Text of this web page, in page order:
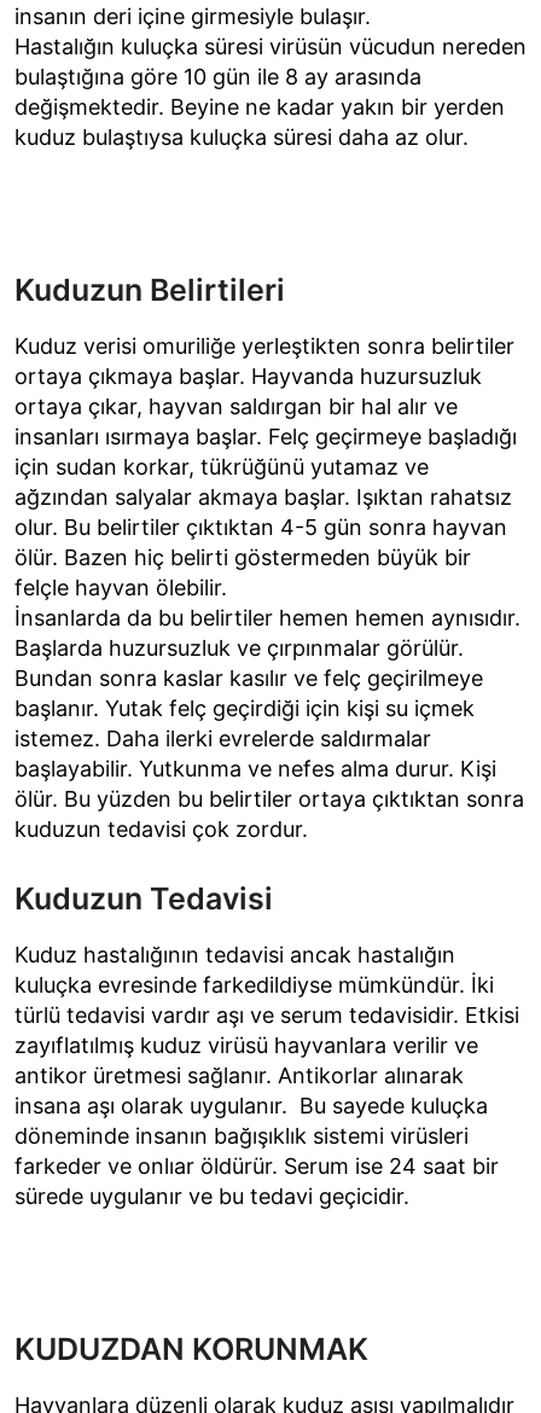
insanın deri içine girmesiyle bulaşır.
Hastalığın kuluçka süresi virüsün vücudun nereden
bulaştığına göre 10 gün ile 8 ay arasında
değişmektedir. Beyine ne kadar yakın bir yerden
kuduz bulaştıysa kuluçka süresi daha az olur.
Kuduzun Belirtileri
Kuduz verisi omuriliğe yerleştikten sonra belirtiler
ortaya çıkmaya başlar. Hayvanda huzursuzluk
ortaya çıkar, hayvan saldırgan bir hal alır ve
insanları ısırmaya başlar. Felç geçirmeye başladığı
için sudan korkar, tükrüğünü yutamaz ve
ağzından salyalar akmaya başlar. Işıktan rahatsız
olur. Bu belirtiler çıktıktan 4-5 gün sonra hayvan
ölür. Bazen hiç belirti göstermeden büyük bir
felçle hayvan ölebilir.
İnsanlarda da bu belirtiler hemen hemen aynısıdır.
Başlarda huzursuzluk ve çırpınmalar görülür.
Bundan sonra kaslar kasılır ve felç geçirilmeye
başlanır. Yutak felç geçirdiği için kişi su içmek
istemez. Daha ilerki evrelerde saldırmalar
başlayabilir. Yutkunma ve nefes alma durur. Kişi
ölür. Bu yüzden bu belirtiler ortaya çıktıktan sonra
kuduzun tedavisi çok zordur.
Kuduzun Tedavisi
Kuduz hastalığının tedavisi ancak hastalığın
kuluçka evresinde farkedildiyse mümkündür. İki
türlü tedavisi vardır aşı ve serum tedavisidir. Etkisi
zayıflatılmış kuduz virüsü hayvanlara verilir ve
antikor üretmesi sağlanır. Antikorlar alınarak
insana aşı olarak uygulanır. Bu sayede kuluçka
döneminde insanın bağışıklık sistemi virüsleri
farkeder ve onlıar öldürür. Serum ise 24 saat bir
sürede uygulanır ve bu tedavi geçicidir.
KUDUZDAN KORUNMAK
Hayvanlara düzenli olarak kuduz aşısı yapılmalıdır